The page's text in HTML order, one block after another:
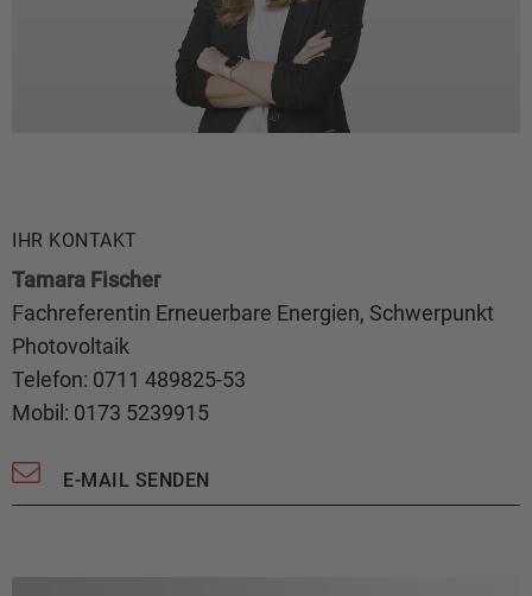
IHR KONTAKT
Tamara Fischer
Fachreferentin Erneuerbare Energien, Schwerpunkt
Photovoltaik
Telefon: 0711 489825-53
Mobil: 0173 5239915
E-MAIL SENDEN